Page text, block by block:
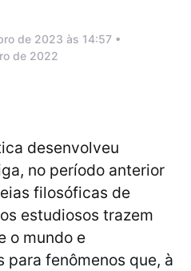
de 2023 às 14:57 •
de 2022
desenvolveu
no período anterior
filosóficas de
estudiosos trazem
o mundo e
para fenômenos que, à